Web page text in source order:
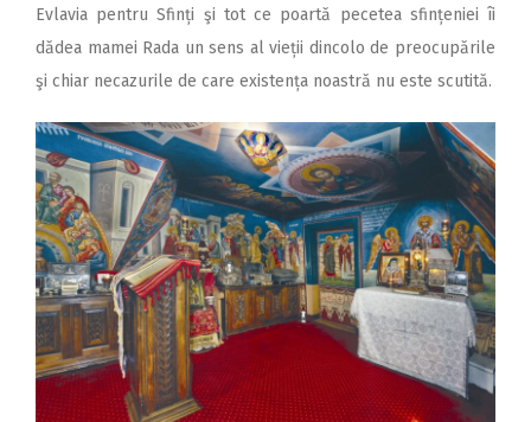
Evlavia pentru Sfinți şi tot ce poartă pecetea sfințeniei îi
dădea mamei Rada un sens al vieții dincolo de preocupările
şi chiar necazurile de care existența noastră nu este scutită.